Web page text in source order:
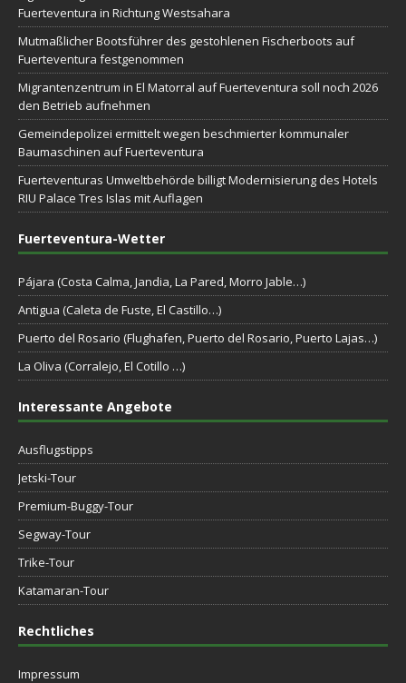
Fuerteventura in Richtung Westsahara
Mutmaßlicher Bootsführer des gestohlenen Fischerboots auf
Fuerteventura festgenommen
Migrantenzentrum in El Matorral auf Fuerteventura soll noch 2026
den Betrieb aufnehmen
Gemeindepolizei ermittelt wegen beschmierter kommunaler
Baumaschinen auf Fuerteventura
Fuerteventuras Umweltbehörde billigt Modernisierung des Hotels
RIU Palace Tres Islas mit Auflagen
Fuerteventura-Wetter
Pájara (Costa Calma, Jandia, La Pared, Morro Jable…)
Antigua (Caleta de Fuste, El Castillo…)
Puerto del Rosario (Flughafen, Puerto del Rosario, Puerto Lajas…)
La Oliva (Corralejo, El Cotillo …)
Interessante Angebote
Ausflugstipps
Jetski-Tour
Premium-Buggy-Tour
Segway-Tour
Trike-Tour
Katamaran-Tour
Rechtliches
Impressum